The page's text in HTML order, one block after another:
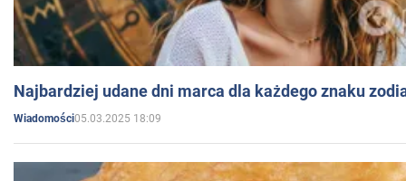
Najbardziej udane dni marca dla każdego znaku
Wiadomości05.03.2025 18:09